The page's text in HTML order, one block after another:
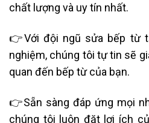
chất lượng và uy tín nhất.
👉Với đội ngũ sửa bếp từ
nghiệm, chúng tôi tự tin sẽ
quan đến bếp từ của bạn.
👉Sẵn sàng đáp ứng mọi
chúng tôi luôn đặt lợi ích